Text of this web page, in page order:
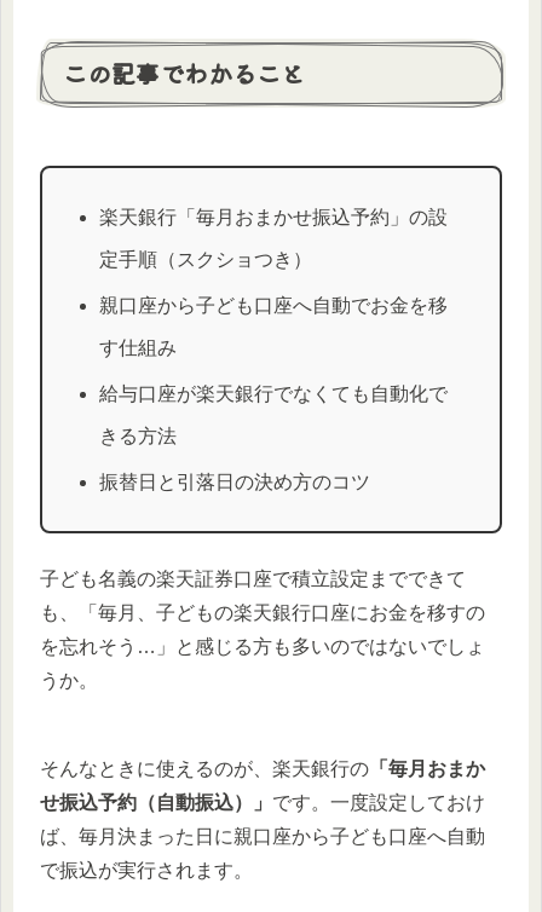
この記事でわかること
楽天銀行「毎月おまかせ振込予約」の設
定手順（スクショつき）
親口座から子ども口座へ自動でお金を移
す仕組み
給与口座が楽天銀行でなくても自動化で
きる方法
振替日と引落日の決め方のコツ
子ども名義の楽天証券口座で積立設定までできて
も、「毎月、子どもの楽天銀行口座にお金を移すの
を忘れそう…」と感じる方も多いのではないでしょ
うか。
そんなときに使えるのが、楽天銀行の 「毎月おまか
せ振込予約（自動振込）」 です。一度設定しておけ
ば、毎月決まった日に親口座から子ども口座へ自動
で振込が実行されます。